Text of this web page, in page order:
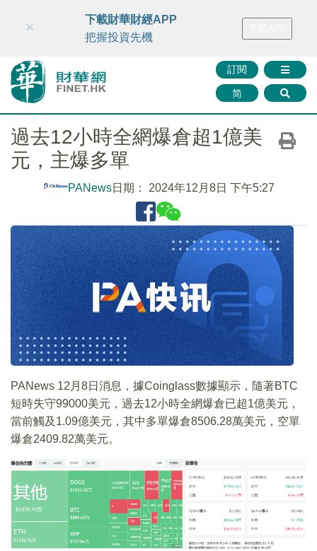
財華智庫網 FINTV FINMETA 財華證券 媒體矩陣
訂閱
简
×
下載財華財經APP
把握投資先機
過去12小時全網爆倉超1億美
元，主爆多單
PANews日期： 2024年12月8日 下午5:27
PANews 12月8日消息，據Coinglass數據顯示，隨著BTC
短時失守99000美元，過去12小時全網爆倉已超1億美元，
當前觸及1.09億美元，其中多單爆倉8506.28萬美元，空單
爆倉2409.82萬美元。